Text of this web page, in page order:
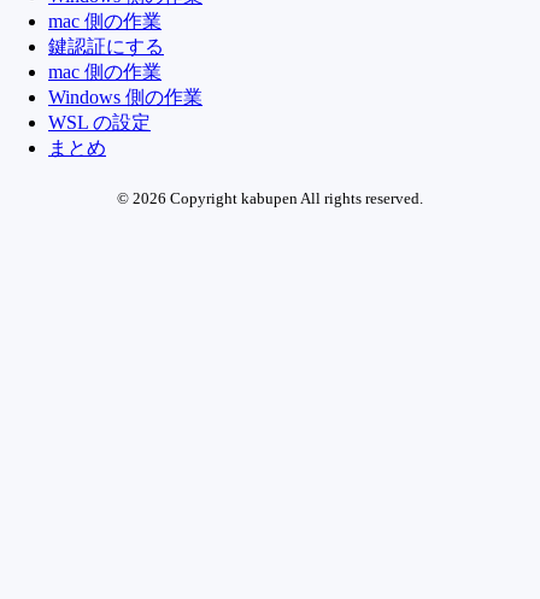
mac 側の作業
鍵認証にする
mac 側の作業
Windows 側の作業
WSL の設定
まとめ
© 2026 Copyright kabupen All rights reserved.